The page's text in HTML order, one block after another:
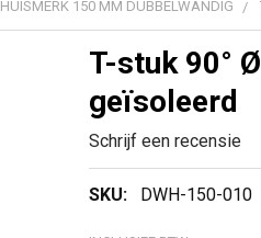
HUISMERK 150 MM DUBBELWANDIG
T-stuk 90°
geïsoleerd
Schrijf een recensie
SKU: DWH-150-010